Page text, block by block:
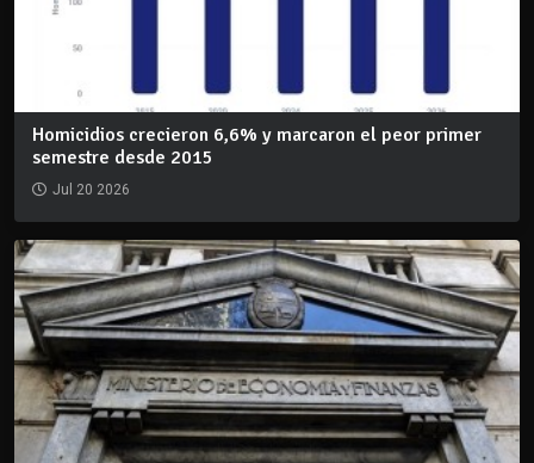
Homicidios crecieron 6,6% y marcaron el peor primer
semestre desde 2015
Jul 20 2026